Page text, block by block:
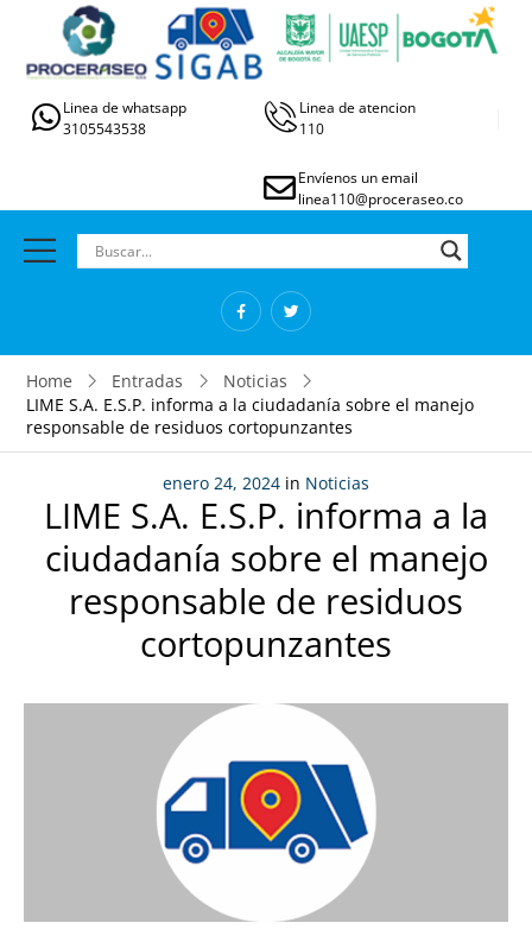
Linea de whatsapp
3105543538
Linea de atencion
110
Envíenos un email
linea110@proceraseo.co
Home Entradas
Noticias
LIME S.A. E.S.P. informa a la ciudadanía sobre el manejo
responsable de residuos cortopunzantes
enero 24, 2024 in Noticias
LIME S.A. E.S.P. informa a la
ciudadanía sobre el manejo
responsable de residuos
cortopunzantes